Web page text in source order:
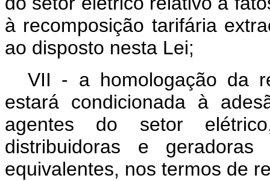
à recomposição tarifária
ao disposto nesta Lei;
VII - a homologação da
estará condicionada à
agentes do setor
distribuidoras e
equivalentes, nos termos de